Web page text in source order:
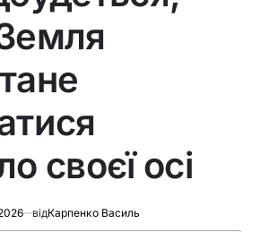
своєї осі
відКарпенко Василь